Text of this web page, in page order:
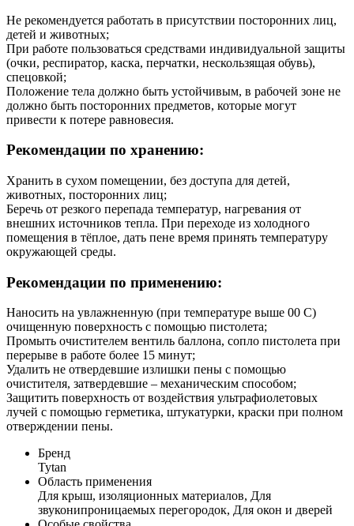
Не рекомендуется работать в присутствии посторонних лиц,
детей и животных;
При работе пользоваться средствами индивидуальной защиты
(очки, респиратор, каска, перчатки, нескользящая обувь),
спецовкой;
Положение тела должно быть устойчивым, в рабочей зоне не
должно быть посторонних предметов, которые могут
привести к потере равновесия.
Рекомендации по хранению:
Хранить в сухом помещении, без доступа для детей,
животных, посторонних лиц;
Беречь от резкого перепада температур, нагревания от
внешних источников тепла. При переходе из холодного
помещения в тёплое, дать пене время принять температуру
окружающей среды.
Рекомендации по применению:
Наносить на увлажненную (при температуре выше 00 С)
очищенную поверхность с помощью пистолета;
Промыть очистителем вентиль баллона, сопло пистолета при
перерыве в работе более 15 минут;
Удалить не отвердевшие излишки пены с помощью
очистителя, затвердевшие – механическим способом;
Защитить поверхность от воздействия ультрафиолетовых
лучей с помощью герметика, штукатурки, краски при полном
отверждении пены.
Бренд
Tytan
Область применения
Для крыш, изоляционных материалов, Для
звуконипроницаемых перегородок, Для окон и дверей